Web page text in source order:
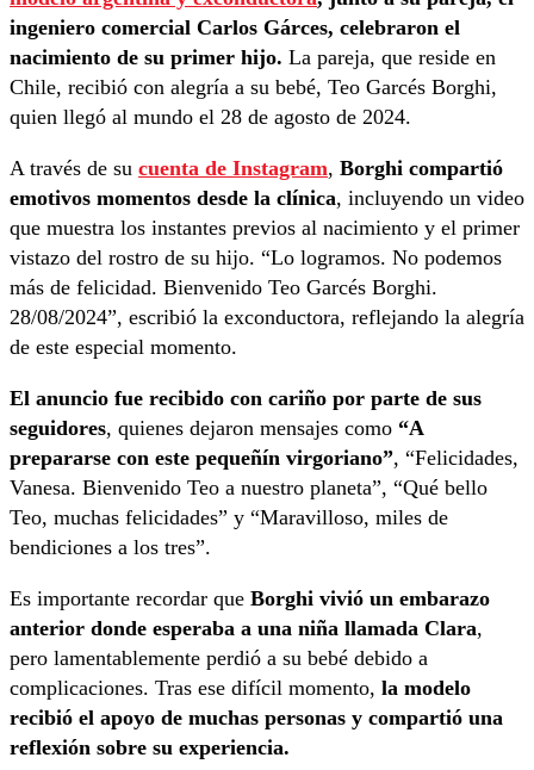
ingeniero comercial Carlos Gárces, celebraron el
nacimiento de su primer hijo. La pareja, que reside en
Chile, recibió con alegría a su bebé, Teo Garcés Borghi,
quien llegó al mundo el 28 de agosto de 2024.
A través de su cuenta de Instagram, Borghi compartió
emotivos momentos desde la clínica, incluyendo un video
que muestra los instantes previos al nacimiento y el primer
vistazo del rostro de su hijo. “Lo logramos. No podemos
más de felicidad. Bienvenido Teo Garcés Borghi.
28/08/2024”, escribió la exconductora, reflejando la alegría
de este especial momento.
El anuncio fue recibido con cariño por parte de sus
seguidores, quienes dejaron mensajes como “A
prepararse con este pequeñín virgoriano”, “Felicidades,
Vanesa. Bienvenido Teo a nuestro planeta”, “Qué bello
Teo, muchas felicidades” y “Maravilloso, miles de
bendiciones a los tres”.
Es importante recordar que Borghi vivió un embarazo
anterior donde esperaba a una niña llamada Clara,
pero lamentablemente perdió a su bebé debido a
complicaciones. Tras ese difícil momento, la modelo
recibió el apoyo de muchas personas y compartió una
reflexión sobre su experiencia.